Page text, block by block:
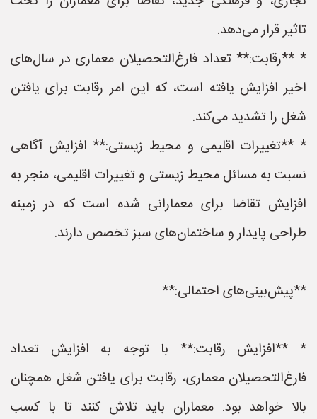
تاثیر قرار می‌دهد.
* **رقابت:** تعداد فارغ‌التحصیلان معماری در سال‌های
اخیر افزایش یافته است، که این امر رقابت برای یافتن
شغل را تشدید می‌کند.
* **تغییرات اقلیمی و محیط زیستی:** افزایش آگاهی
نسبت به مسائل محیط زیستی و تغییرات اقلیمی، منجر به
افزایش تقاضا برای معمارانی شده است که در زمینه
طراحی پایدار و ساختمان‌های سبز تخصص دارند.
**پیش‌بینی‌های احتمالی:**
* **افزایش رقابت:** با توجه به افزایش تعداد
فارغ‌التحصیلان معماری، رقابت برای یافتن شغل همچنان
بالا خواهد بود. معماران باید تلاش کنند تا با کسب